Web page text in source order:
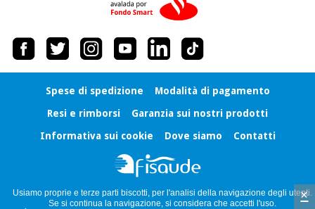
Spese di spedizione
Modalità di pagamento
Resi e rimborsi
Garanzia sui nostri prodotti
Informativa sui cookie
Dove siamo Contatti
Usiamo proprie e terze parti biscotti, per l'analisi della navigazione degli utenti.
Se si continua la navigazione, si considera che accetti l'uso.
×